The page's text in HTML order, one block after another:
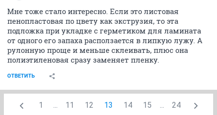
Мне тоже стало интересно. Если это листовая
пенопластовая по цвету как экструзия, то эта
подложка при укладке с герметиком для ламината
от одного его запаха расползается в липкую лужу. А
рулонную проще и меньше склеивать, плюс она
полиэтиленовая сразу заменяет пленку.
ОТВЕТИТЬ
1 ... 11 12 13 14 15 ... 24